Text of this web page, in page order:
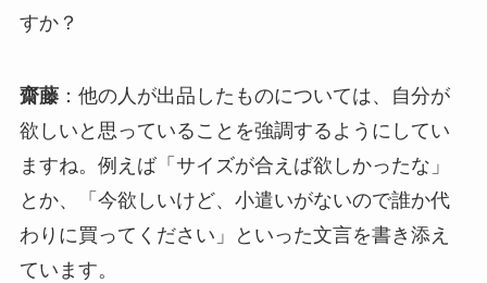
すか？
齋藤：他の人が出品したものについては、自分が
欲しいと思っていることを強調するようにしてい
ますね。例えば「サイズが合えば欲しかったな」
とか、「今欲しいけど、小遣いがないので誰か代
わりに買ってください」といった文言を書き添え
ています。